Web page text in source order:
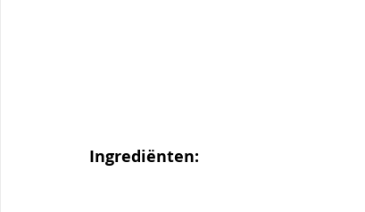
Ingrediënten: